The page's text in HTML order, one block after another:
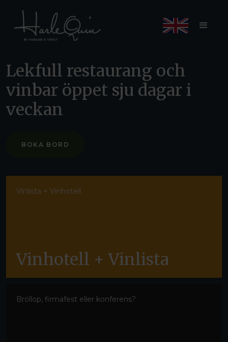
Lekfull restaurang och
vinbar öppet sju dagar i
veckan
BOKA BORD
Vinlista + Vinhotell
Vinhotell + Vinlista
Bröllop, firmafest eller konferens?